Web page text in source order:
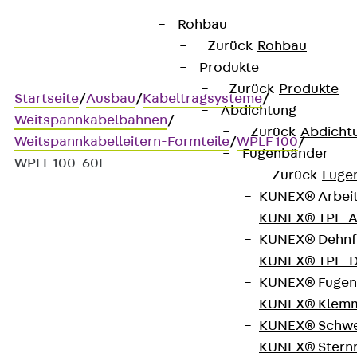
Rohbau
Zurück Rohbau
Produkte
Zurück Produkte
Abdichtung
Zurück
Fugenbänder
Zurück
KUNEX®
KUNEX®
KUNEX®
KUNEX®
KUNEX®
KUNEX®
KUNEX®
KUNEX®
Startseite/Ausbau/Kabeltragsysteme/
Weitspannkabelbahnen/
Weitspannkabelleitern-Formteile/WPLF 100/
WPLF 100-60E
Weitspannkabelleiter-
Weitspannkabelleiter-